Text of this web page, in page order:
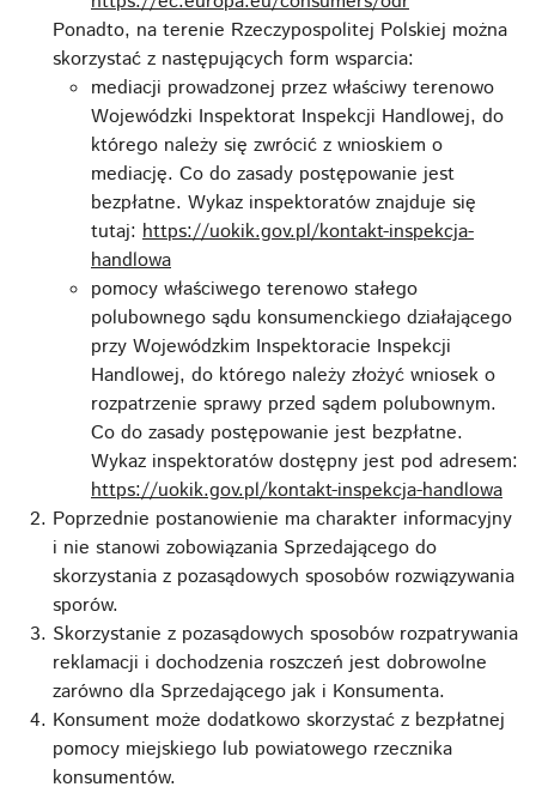
Ponadto, na terenie Rzeczypospolitej Polskiej można
skorzystać z następujących form wsparcia:
mediacji prowadzonej przez właściwy terenowo
Wojewódzki Inspektorat Inspekcji Handlowej, do
którego należy się zwrócić z wnioskiem o
mediację. Co do zasady postępowanie jest
bezpłatne. Wykaz inspektoratów znajduje się
tutaj: https://uokik.gov.pl/kontakt-inspekcja-
handlowa
pomocy właściwego terenowo stałego
polubownego sądu konsumenckiego działającego
przy Wojewódzkim Inspektoracie Inspekcji
Handlowej, do którego należy złożyć wniosek o
rozpatrzenie sprawy przed sądem polubownym.
Co do zasady postępowanie jest bezpłatne.
Wykaz inspektoratów dostępny jest pod adresem:
https://uokik.gov.pl/kontakt-inspekcja-handlowa
Poprzednie postanowienie ma charakter informacyjny
i nie stanowi zobowiązania Sprzedającego do
skorzystania z pozasądowych sposobów rozwiązywania
sporów.
Skorzystanie z pozasądowych sposobów rozpatrywania
reklamacji i dochodzenia roszczeń jest dobrowolne
zarówno dla Sprzedającego jak i Konsumenta.
Konsument może dodatkowo skorzystać z bezpłatnej
pomocy miejskiego lub powiatowego rzecznika
konsumentów.